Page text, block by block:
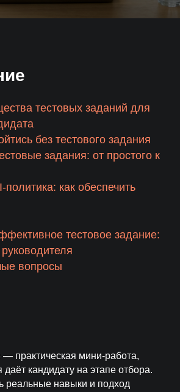
+7 347 213-23-50
ПРОДАЖ
БИЗНЕСА
ВЭД
КАЧЕСТВА
тестовых заданий для
без тестового задания
задания: от простого к
политика: как обеспечить
тестовое задание:
вопросы
— практическая мини-работа,
кандидату на этапе отбора.
реальные навыки и подход